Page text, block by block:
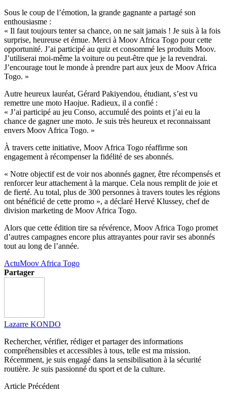
Sous le coup de l’émotion, la grande gagnante a partagé son
enthousiasme :
« Il faut toujours tenter sa chance, on ne sait jamais ! Je suis à la fois
surprise, heureuse et émue. Merci à Moov Africa Togo pour cette
opportunité. J’ai participé au quiz et consommé les produits Moov.
J’utiliserai moi-même la voiture ou peut-être que je la revendrai.
J’encourage tout le monde à prendre part aux jeux de Moov Africa
Togo. »
Autre heureux lauréat, Gérard Pakiyendou, étudiant, s’est vu
remettre une moto Haojue. Radieux, il a confié :
« J’ai participé au jeu Conso, accumulé des points et j’ai eu la
chance de gagner une moto. Je suis très heureux et reconnaissant
envers Moov Africa Togo. »
À travers cette initiative, Moov Africa Togo réaffirme son
engagement à récompenser la fidélité de ses abonnés.
« Notre objectif est de voir nos abonnés gagner, être récompensés et
renforcer leur attachement à la marque. Cela nous remplit de joie et
de fierté. Au total, plus de 300 personnes à travers toutes les régions
ont bénéficié de cette promo », a déclaré Hervé Klussey, chef de
division marketing de Moov Africa Togo.
Alors que cette édition tire sa révérence, Moov Africa Togo promet
d’autres campagnes encore plus attrayantes pour ravir ses abonnés
tout au long de l’année.
ActuMoov Africa Togo
Partager
Lazarre KONDO
Rechercher, vérifier, rédiger et partager des informations
compréhensibles et accessibles à tous, telle est ma mission.
Récemment, je suis engagé dans la sensibilisation à la sécurité
routière. Je suis passionné du sport et de la culture.
Article Précédent